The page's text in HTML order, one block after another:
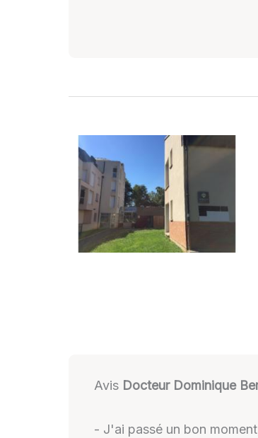
Avis Docteur Dominique
- J'ai passé un bon